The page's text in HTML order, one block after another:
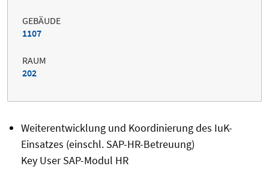
GEBÄUDE
1107
RAUM
202
Weiterentwicklung und Koordinierung des IuK-
Einsatzes (einschl. SAP-HR-Betreuung)
Key User SAP-Modul HR